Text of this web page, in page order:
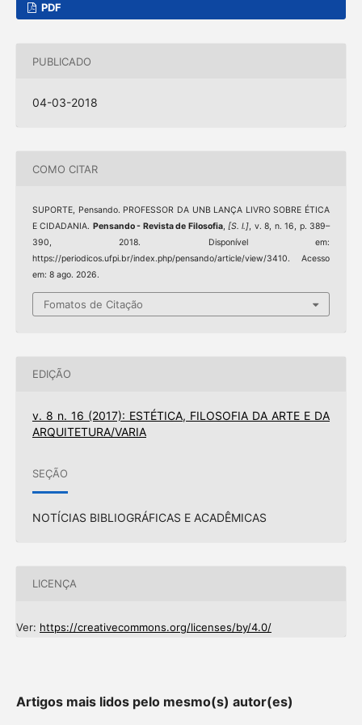
PDF
PUBLICADO
04-03-2018
COMO CITAR
SUPORTE, Pensando. PROFESSOR DA UNB LANÇA LIVRO SOBRE ÉTICA
E CIDADANIA. Pensando - Revista de Filosofia,[S. l.], v. 8, n. 16, p. 389–
390, 2018. Disponível em:
https://periodicos.ufpi.br/index.php/pensando/article/view/3410. Acesso
em: 8 ago. 2026.
Fomatos de Citação
EDIÇÃO
v. 8 n. 16 (2017): ESTÉTICA, FILOSOFIA DA ARTE E DA
ARQUITETURA/VARIA
SEÇÃO
NOTÍCIAS BIBLIOGRÁFICAS E ACADÊMICAS
LICENÇA
Ver: https://creativecommons.org/licenses/by/4.0/
Artigos mais lidos pelo mesmo(s) autor(es)